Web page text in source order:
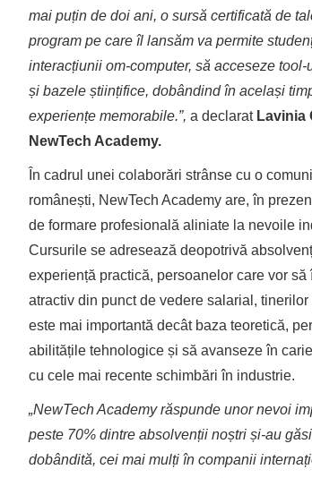
mai puțin de doi ani, o sursă certificată de
program pe care îl lansăm va permite
interacțiunii om-computer, să acceseze
și bazele științifice, dobândind în același
experiențe memorabile.”, a declarat Lavinia
NewTech Academy.
În cadrul unei colaborări strânse cu o
românești, NewTech Academy are, în
de formare profesională aliniate la nevoile
Cursurile se adresează deopotrivă
experiență practică, persoanelor care vor
atractiv din punct de vedere salarial,
este mai importantă decât baza teoretică,
abilitățile tehnologice și să avanseze în
cu cele mai recente schimbări în industrie.
„NewTech Academy răspunde unor nevoi
peste 70% dintre absolvenții noștri și-au
dobândită, cei mai mulți în companii